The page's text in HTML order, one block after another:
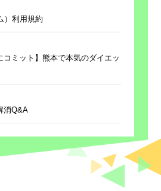
）利用規約
コミット】熊本で本気のダイエッ
消Q&A